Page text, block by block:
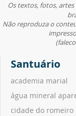
Os textos, fotos,
Não reproduza o
Santuário
academia marial
água mineral
cidade do romeiro